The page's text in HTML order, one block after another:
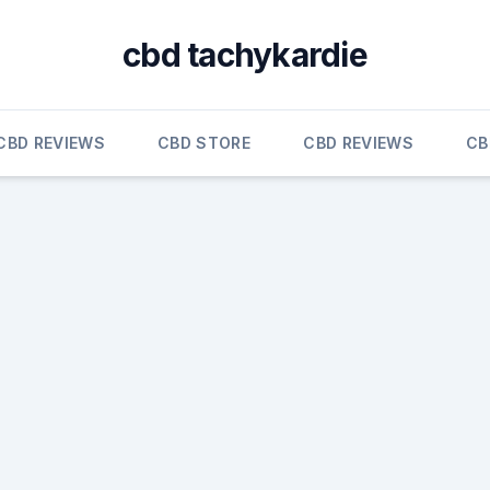
cbd tachykardie
REVIEWS CBD STORE CBD REVIEWS